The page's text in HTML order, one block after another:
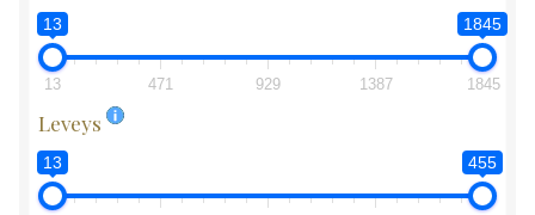
13 1845
13 471 929 1387 1845
Leveys
13 455